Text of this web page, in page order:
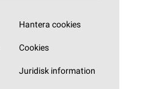
Hantera cookies
Cookies
Juridisk information